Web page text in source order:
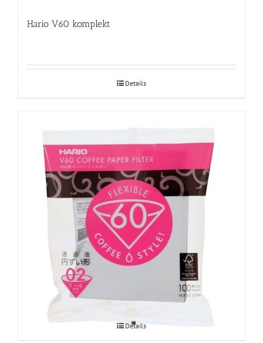
Hario V60 komplekt
Details
Hario V60 paberfiltrid Misarashi 02
Details